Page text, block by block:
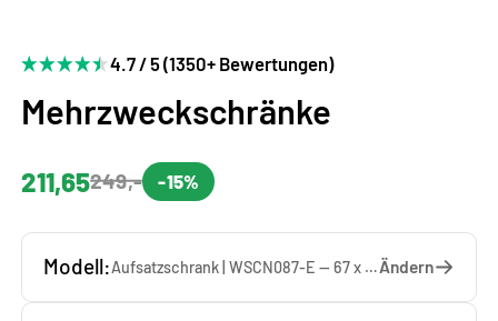
4.7 / 5 (1350+ Bewertungen)
Mehrzweckschränke
211,65249,- -15%
Modell: Aufsatzschrank | WSCN087-E — 67 x 87 x 65 cmÄndern